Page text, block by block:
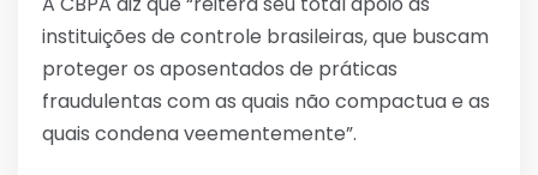
instituições de controle brasileiras, que buscam
proteger os aposentados de práticas
fraudulentas com as quais não compactua e as
quais condena veementemente”.